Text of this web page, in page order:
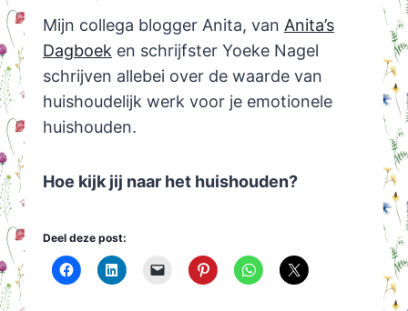
Mijn collega blogger Anita, van Anita’s
Dagboeken schrijfster Yoeke Nagel
schrijven allebei over de waarde van
huishoudelijk werk voor je emotionele
huishouden.
Hoe kijk jij naar het huishouden?
Deel deze post: